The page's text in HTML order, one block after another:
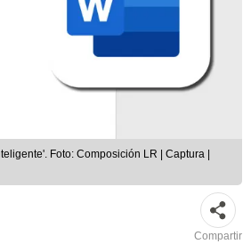
| Captura |
Compartir